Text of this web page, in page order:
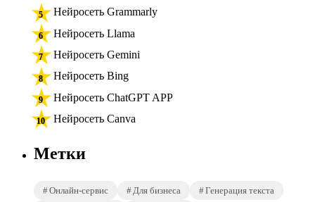
Нейросеть Grammarly
Нейросеть Llama
Нейросеть Gemini
Нейросеть Bing
Нейросеть ChatGPT APP
Нейросеть Canva
Метки
Онлайн-сервис Для бизнеса
Генерация текста